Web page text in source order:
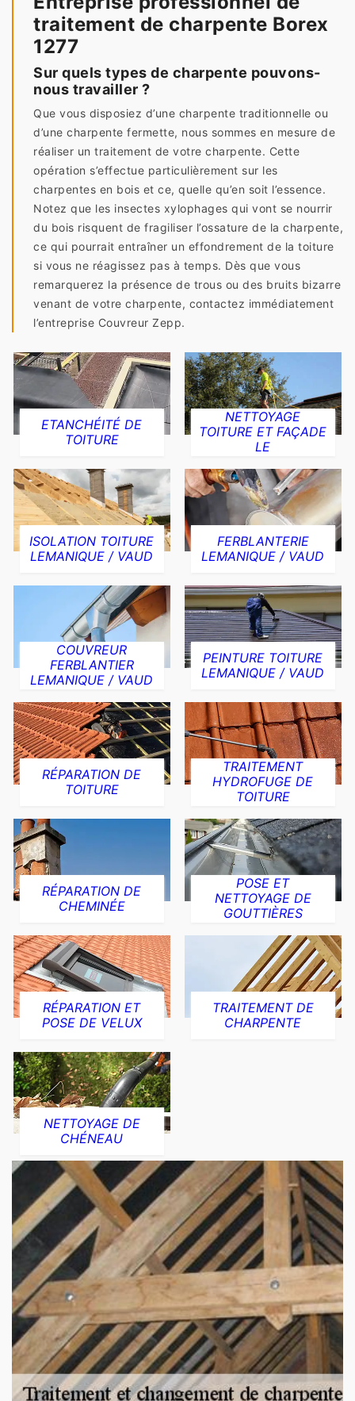
traitement de charpente Borex
1277
Sur quels types de charpente pouvons-
nous travailler ?
Que vous disposiez d’une charpente traditionnelle ou
d’une charpente fermette, nous sommes en mesure de
réaliser un traitement de votre charpente. Cette
opération s’effectue particulièrement sur les
charpentes en bois et ce, quelle qu’en soit l’essence.
Notez que les insectes xylophages qui vont se nourrir
du bois risquent de fragiliser l’ossature de la charpente,
ce qui pourrait entraîner un effondrement de la toiture
si vous ne réagissez pas à temps. Dès que vous
remarquerez la présence de trous ou des bruits bizarre
venant de votre charpente, contactez immédiatement
l’entreprise Couvreur Zepp.
ETANCHÉITÉ DE
TOITURE
NETTOYAGE
TOITURE ET FAÇADE
LE
ISOLATION TOITURE
LEMANIQUE / VAUD
FERBLANTERIE
LEMANIQUE / VAUD
COUVREUR
FERBLANTIER
LEMANIQUE / VAUD
PEINTURE TOITURE
LEMANIQUE / VAUD
RÉPARATION DE
TOITURE
TRAITEMENT
HYDROFUGE DE
TOITURE
RÉPARATION DE
CHEMINÉE
POSE ET
NETTOYAGE DE
GOUTTIÈRES
RÉPARATION ET
POSE DE VELUX
TRAITEMENT DE
CHARPENTE
NETTOYAGE DE
CHÉNEAU